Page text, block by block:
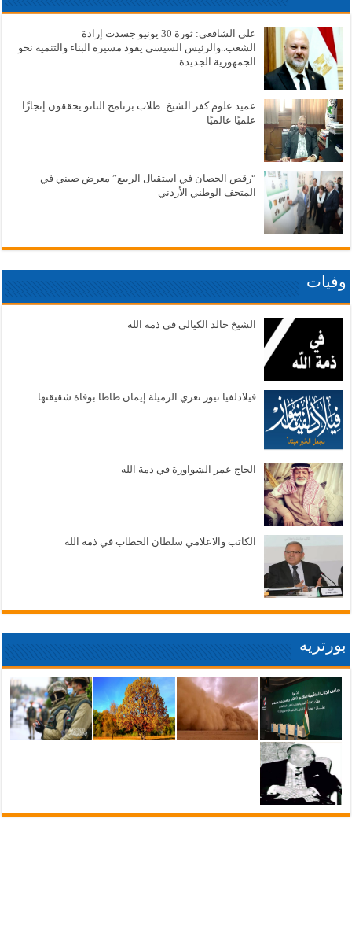
علي الشافعي: ثورة 30 يونيو جسدت إرادة
الشعب..والرئيس السيسي يقود مسيرة البناء والتنمية نحو
الجمهورية الجديدة
عميد علوم كفر الشيخ: طلاب برنامج النانو يحققون إنجازًا
علميًا عالميًا
“رقص الحصان في استقبال الربيع” معرض صيني في
المتحف الوطني الأردني
وفيات
الشيخ خالد الكيالي في ذمة الله
فيلادلفيا نيوز تعزي الزميلة إيمان ظاظا بوفاة شقيقتها
الحاج عمر الشواورة في ذمة الله
الكاتب والاعلامي سلطان الحطاب في ذمة الله
بورتريه